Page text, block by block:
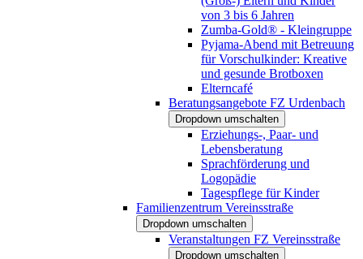
von 3 bis 6 Jahren
Zumba-Gold® - Kleingruppe
Pyjama-Abend mit Betreuung
für Vorschulkinder: Kreative
und gesunde Brotboxen
Elterncafé
Beratungsangebote FZ Urdenbach
Dropdown umschalten
Erziehungs-, Paar- und
Lebensberatung
Sprachförderung und
Logopädie
Tagespflege für Kinder
Familienzentrum Vereinsstraße
Dropdown umschalten
Veranstaltungen FZ Vereinsstraße
Dropdown umschalten